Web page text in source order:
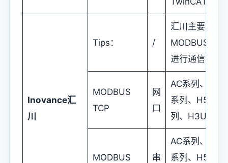
Inovance汇
川
Tips： /
汇川主要采用
MODBUS协议
进行通信
MODBUS
TCP
网
口
AC系列、AM
系列、H5U系
列、H3U系列
MODBUS
串
AC系列、AM
系列、H5U系